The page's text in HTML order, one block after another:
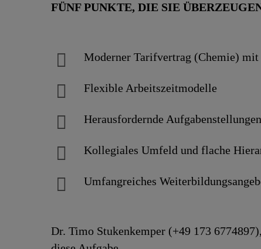
FÜNF PUNKTE, DIE SIE
Moderner Tarif­vertrag (Chemie)
Flexible Arbeitszeitmodelle
Herausfordernde
Kollegiales Um­feld und flache
Umfangreiches
Dr. Timo Stukenkemper (+49 173